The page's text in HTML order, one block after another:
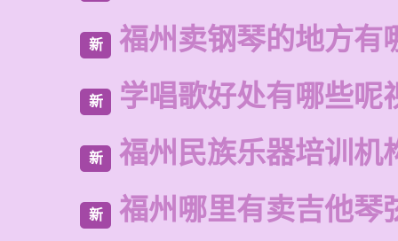
新 福州卖钢琴的地方有
新 学唱歌好处有哪些呢
新 福州民族乐器培训机
新 福州哪里有卖吉他琴